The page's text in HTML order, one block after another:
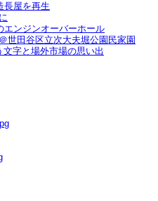
長屋を再生
エンジンオーバーホール
世田谷区立次大夫堀公園民家園
字と場外市場の思い出